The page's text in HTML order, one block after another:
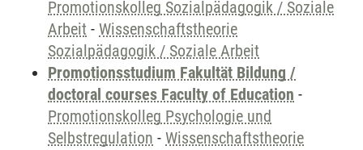
Promotionskolleg Sozialpädagogik / Soziale
Arbeit - Wissenschaftstheorie
Sozialpädagogik / Soziale Arbeit
Promotionsstudium Fakultät Bildung /
doctoral courses Faculty of Education -
Promotionskolleg Psychologie und
Selbstregulation - Wissenschaftstheorie